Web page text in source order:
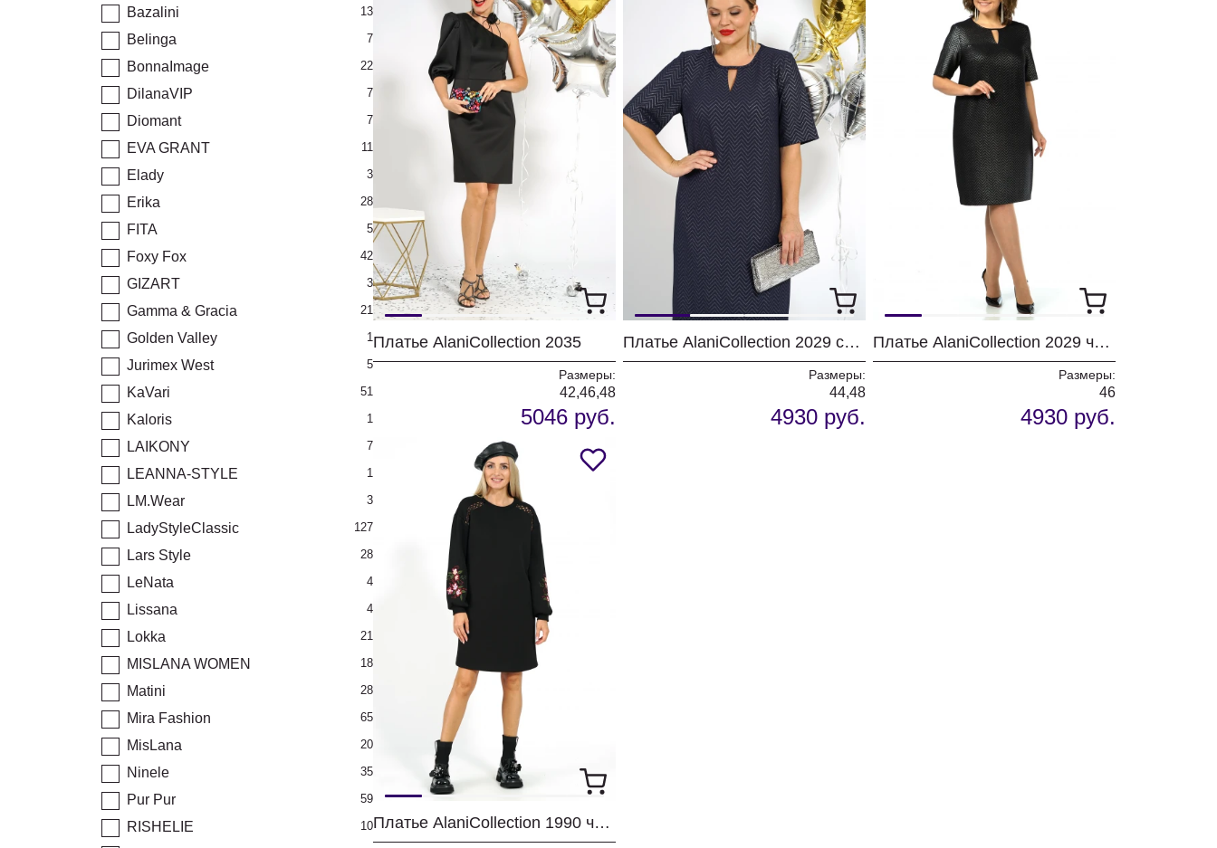
Bazalini 13
Belinga 7
BonnaImage 22
DilanaVIP 7
Diomant 7
EVA GRANT 11
Elady 3
Erika 28
FITA 5
Foxy Fox 42
GIZART 3
Gamma & Gracia 21
Golden Valley 1
Jurimex West 5
KaVari 51
Kaloris 1
LAIKONY 7
LEANNA-STYLE 1
LM.Wear 3
LadyStyleClassic 127
Lars Style 28
LeNata 4
Lissana 4
Lokka 21
MISLANA WOMEN 18
Matini 28
Mira Fashion 65
MisLana 20
Ninele 35
Pur Pur 59
RISHELIE 10
Платье AlaniCollection 2035
Размеры:
42,46,48
5046 руб.
Платье AlaniCollection 2029 синий
Размеры:
44,48
4930 руб.
Платье AlaniCollection 2029 черный
Размеры:
46
4930 руб.
Платье AlaniCollection 1990 черный